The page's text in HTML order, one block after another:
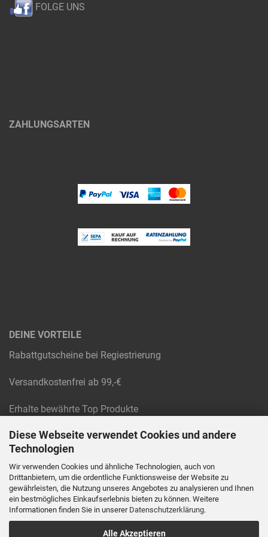
Diese Webseite verwendet Cookies und andere
Technologien
Wir verwenden Cookies und ähnliche Technologien, auch von
Drittanbietern, um die ordentliche Funktionsweise der Website zu
gewährleisten, die Nutzung unseres Angebotes zu analysieren und Ihnen
ein bestmögliches Einkaufserlebnis bieten zu können. Weitere
Informationen finden Sie in unserer Datenschutzerklärung.
Alle Akzeptieren
FOLGE UNS
ZAHLUNGSARTEN
DEINE VORTEILE
Rabattgutscheine bei Regiestrierung
Versandkostenfrei ab 99,-€
Erhalte bewährte Top Produkte
Raten und Rechnungskauf
Absolute Technik-Experten
Werkstatt Service